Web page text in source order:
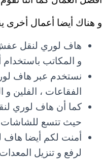
و هناك أيضا أعمال أخرى
هاف لوري لنقل
و المكاتب
نستخدم عبر هاف
الفقاعات ، الفلين
كما أن هاف لوري
حيث تتسع للشاشات
أمنت لكم أيضا هاف
لرفع و تنزيل